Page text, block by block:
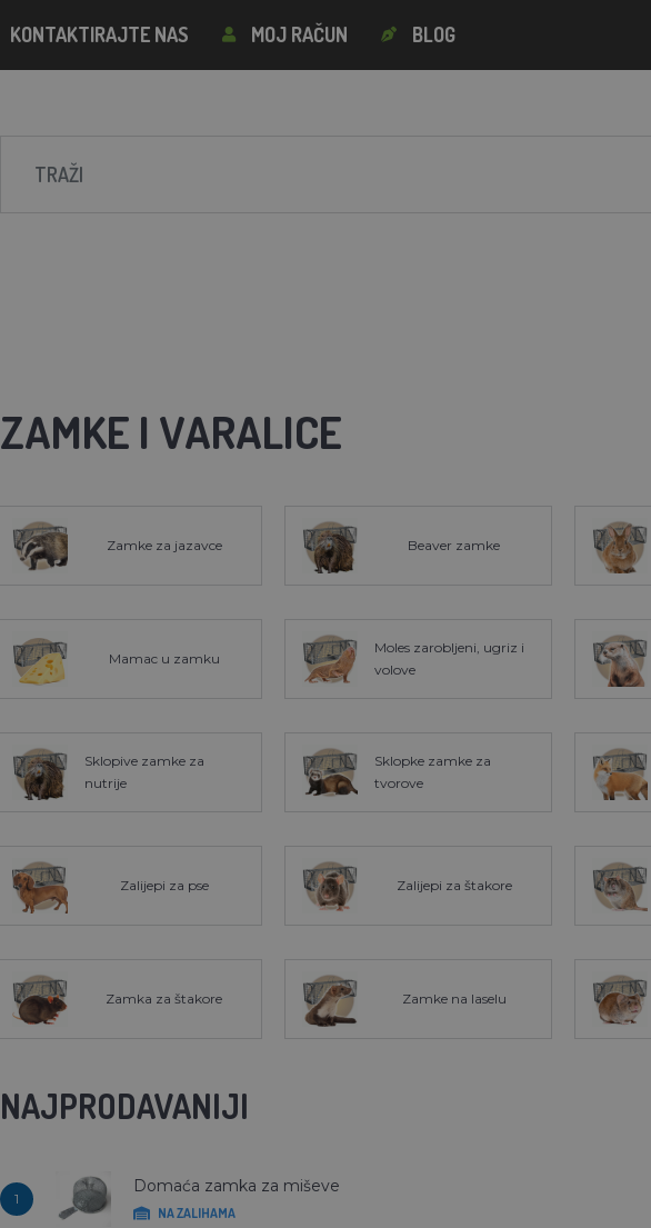
KONTAKTIRAJTE NAS MOJ RAČUN BLOG
ZAMKE I VARALICE
Zamke za jazavce Beaver zamke
Mamac u zamku
Moles zarobljeni, ugriz i
volove
Sklopive zamke za
nutrije
Sklopke zamke za
tvorove
Zalijepi za pse Zalijepi za štakore
Zamka za štakore Zamke na laselu
NAJPRODAVANIJI
1
Domaća zamka za miševe
NA ZALIHAMA